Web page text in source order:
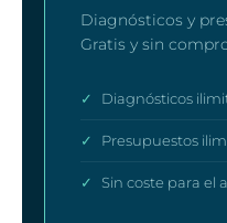
Diagnósticos y
Gratis y sin
✓ Diagnósticos
✓ Presupuestos
✓ Sin coste para el